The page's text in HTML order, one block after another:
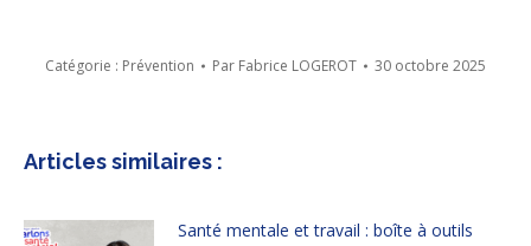
Catégorie : Prévention Par Fabrice LOGEROT 30 octobre 2025
Articles similaires :
Santé mentale et travail : boîte à outils